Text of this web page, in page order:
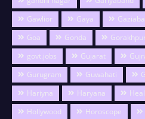
Gawlior
Gaya
Goa
Gonda
govt.jobs
Gujarat
Gurugram
Guwahati
Hariyna
Haryana
Hollywood
Horoscope